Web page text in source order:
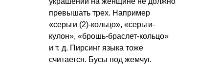
превышать трех. Например
«серьги (2)-кольцо», «серьги-
кулон», «брошь-браслет-кольцо»
и т. д. Пирсинг языка тоже
считается. Бусы под жемчуг.